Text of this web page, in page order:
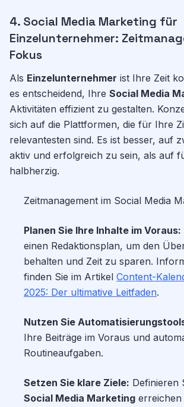
4. Social Media Marketing für
Einzelunternehmer:
Fokus
Als Einzelunternehmer ist Ihre Zeit
es entscheidend, Ihre Social Media
Aktivitäten effizient zu gestalten.
sich auf die Plattformen, die für Ihre
relevantesten sind. Es ist besser, auf
aktiv und erfolgreich zu sein, als auf
halbherzig.
Zeitmanagement im Social Media
Planen Sie Ihre Inhalte im Voraus:
einen Redaktionsplan, um den
behalten und Zeit zu sparen.
finden Sie im Artikel Content-
2025: Der ultimative Leitfaden.
Nutzen Sie
Ihre Beiträge im Voraus und
Routineaufgaben.
Setzen Sie klare Ziele: Definieren
Social Media Marketing